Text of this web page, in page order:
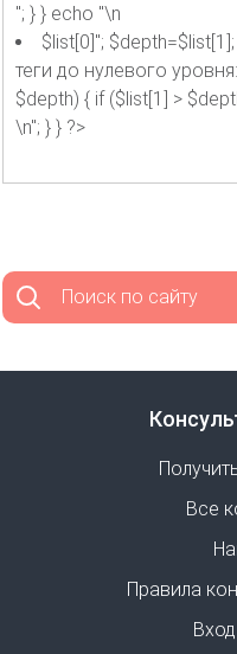
"; } } echo "\n
$list[0]";
теги до нулевого
$depth) { if ($list[1] >
\n"; } } ?>
Поиск по сайту
Все
Правила